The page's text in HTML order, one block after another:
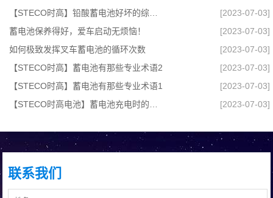
[2023-07-03]
蓄电池保养得好，爱车启动无烦恼！
[2023-07-03]
如何极致发挥叉车蓄电池的循环次数
[2023-07-03]
【STECO时高】蓄电池有那些专业术语2
[2023-07-03]
【STECO时高】蓄电池有那些专业术语1
[2023-07-03]
[2023-07-03]
联系我们